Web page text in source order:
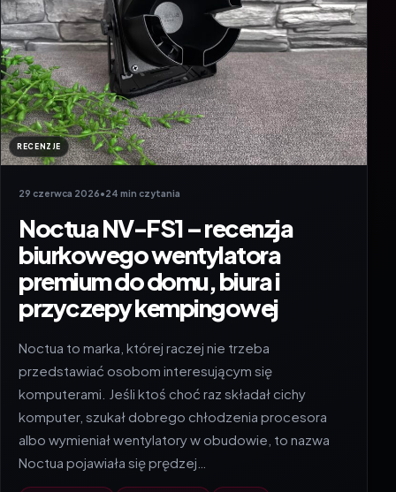
RECENZJE
29 czerwca 2026•24 min czytania
Noctua NV-FS1 – recenzja
biurkowego wentylatora
premium do domu, biura i
przyczepy kempingowej
Noctua to marka, której raczej nie trzeba
przedstawiać osobom interesującym się
komputerami. Jeśli ktoś choć raz składał cichy
komputer, szukał dobrego chłodzenia procesora
albo wymieniał wentylatory w obudowie, to nazwa
Noctua pojawiała się prędzej…